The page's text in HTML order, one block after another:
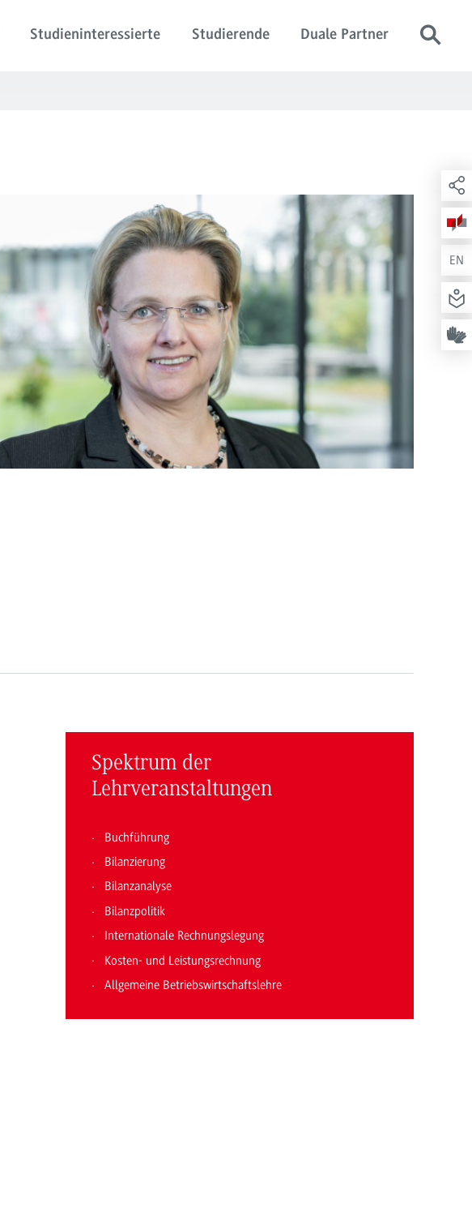
Studieninteressierte Studierende Duale Partner
EN
Spektrum der
Lehrveranstaltungen
Buchführung
Bilanzierung
Bilanzanalyse
Bilanzpolitik
Internationale Rechnungslegung
Kosten- und Leistungsrechnung
Allgemeine Betriebswirtschaftslehre